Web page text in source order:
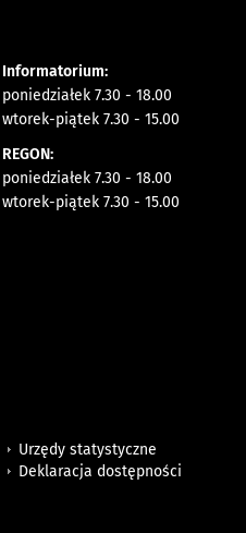
Informatorium:
poniedziałek 7.30 - 18.00
wtorek-piątek 7.30 - 15.00
REGON:
poniedziałek 7.30 - 18.00
wtorek-piątek 7.30 - 15.00
Urzędy statystyczne
Deklaracja dostępności